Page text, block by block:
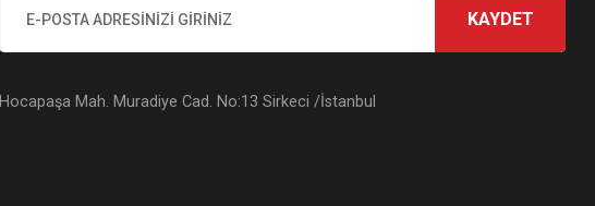
KAYDET
Hocapaşa Mah. Muradiye Cad. No:13 Sirkeci /İstanbul